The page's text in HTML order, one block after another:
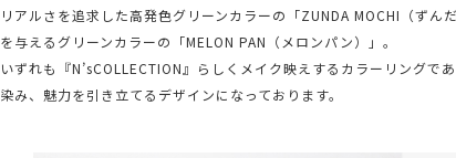
リアルさを追求した高発色グリーンカラーの「ZUNDA MOCHI（ずん
を与えるグリーンカラーの「MELON PAN（メロンパン）」。
いずれも『N’sCOLLECTION』らしくメイク映えするカラーリングで
染み、魅力を引き立てるデザインになっております。